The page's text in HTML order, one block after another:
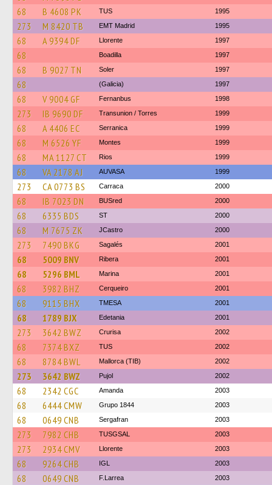
68 B 4608 PK TUS 1995
273 M 8420 TB EMT Madrid 1995
68 A 9394 DF Llorente 1997
68 Boadilla 1997
68 B 9027 TN Soler 1997
68 (Galicia) 1997
68 V 9004 GF Fernanbus 1998
273 IB 9690 DF Transunion / Torres 1999
68 A 4406 EC Serranica 1999
68 M 6526 YF Montes 1999
68 MA 1127 CT Rios 1999
68 VA 2178 AJ AUVASA 1999
273 CA 0773 BS Carraca 2000
68 IB 7023 DN BUSred 2000
68 6335 BDS ST 2000
68 M 7675 ZK JCastro 2000
273 7490 BKG Sagalés 2001
68 5009 BNV Ribera 2001
68 5296 BML Marina 2001
68 3982 BHZ Cerqueiro 2001
68 9115 BHX TMESA 2001
68 1789 BJX Edetania 2001
273 3642 BWZ Crurisa 2002
68 7374 BXZ TUS 2002
68 8784 BWL Mallorca (TIB) 2002
273 3642 BWZ Pujol 2002
68 2342 CGC Amanda 2003
68 6444 CMW Grupo 1844 2003
68 0649 CNB Sergafran 2003
273 7982 CHB TUSGSAL 2003
273 2934 CMV Llorente 2003
68 9264 CHB IGL 2003
68 0649 CNB F.Larrea 2003